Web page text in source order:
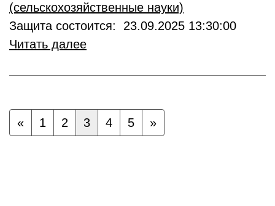
(сельскохозяйственные науки)
Защита состоится: 23.09.2025 13:30:00
Читать далее
« 1 2 3 4 5 »